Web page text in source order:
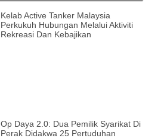
Kelab Active Tanker Malaysia
Perkukuh Hubungan Melalui Aktiviti
Rekreasi Dan Kebajikan
Op Daya 2.0: Dua Pemilik Syarikat Di
Perak Didakwa 25 Pertuduhan